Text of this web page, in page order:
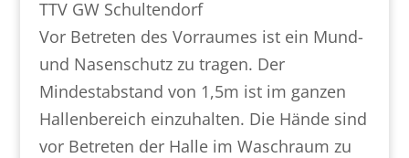
TTV GW Schultendorf
Vor Betreten des Vorraumes ist ein Mund-
und Nasenschutz zu tragen. Der
Mindestabstand von 1,5m ist im ganzen
Hallenbereich einzuhalten. Die Hände sind
vor Betreten der Halle im Waschraum zu